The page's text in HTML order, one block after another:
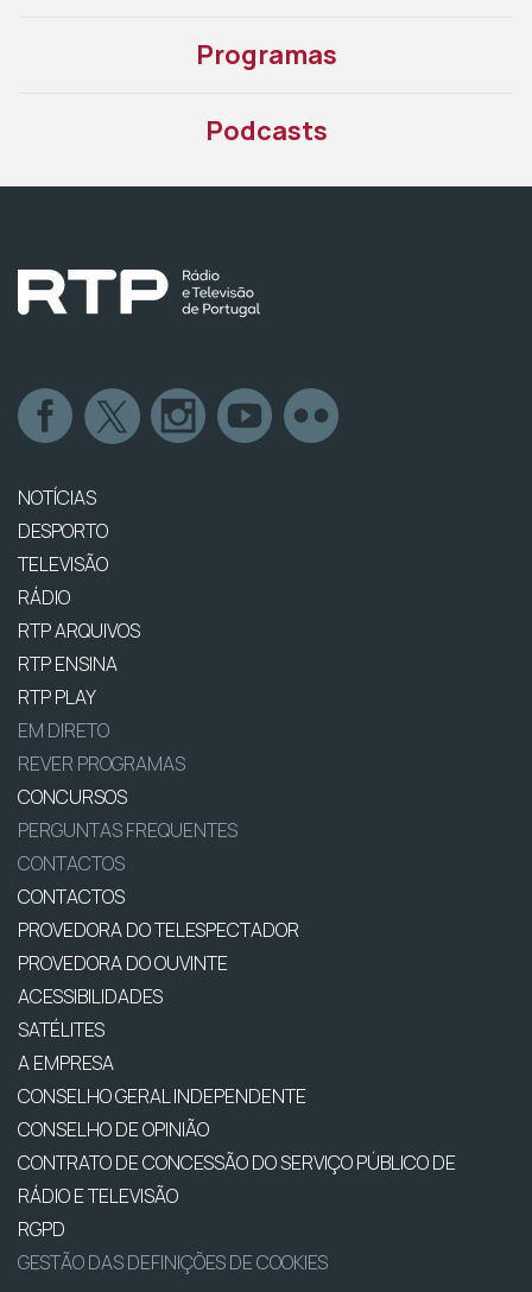
Programas
Podcasts
NOTÍCIAS
DESPORTO
TELEVISÃO
RÁDIO
RTP ARQUIVOS
RTP ENSINA
RTP PLAY
EM DIRETO
REVER PROGRAMAS
CONCURSOS
PERGUNTAS FREQUENTES
CONTACTOS
CONTACTOS
PROVEDORA DO TELESPECTADOR
PROVEDORA DO OUVINTE
ACESSIBILIDADES
SATÉLITES
A EMPRESA
CONSELHO GERAL INDEPENDENTE
CONSELHO DE OPINIÃO
CONTRATO DE CONCESSÃO DO SERVIÇO PÚBLICO DE
RÁDIO E TELEVISÃO
RGPD
GESTÃO DAS DEFINIÇÕES DE COOKIES